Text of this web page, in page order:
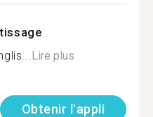
Lire plus
Obtenir l'appli